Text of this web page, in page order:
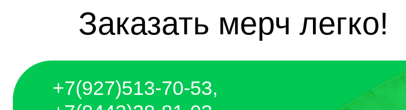
+7(8442)38-81-03
mirnagrad-vlg@yandex.ru
mir_nagrad@mail.ru